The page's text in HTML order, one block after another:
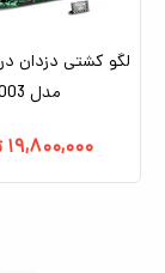
لگو کشتی دزدان
مدل 6003
۱۹,۸۰۰,۰۰۰